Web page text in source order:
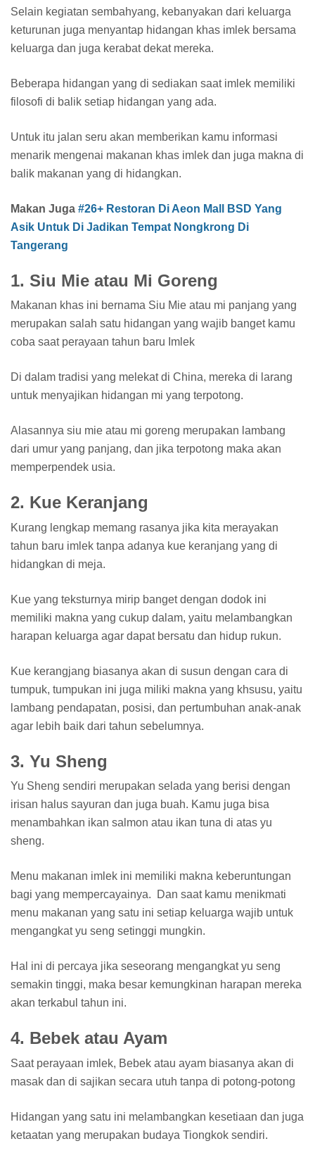
Selain kegiatan sembahyang, kebanyakan dari keluarga
keturunan juga menyantap hidangan khas imlek bersama
keluarga dan juga kerabat dekat mereka.
Beberapa hidangan yang di sediakan saat imlek memiliki
filosofi di balik setiap hidangan yang ada.
Untuk itu jalan seru akan memberikan kamu informasi
menarik mengenai makanan khas imlek dan juga makna di
balik makanan yang di hidangkan.
Makan Juga #26+ Restoran Di Aeon Mall BSD Yang
Asik Untuk Di Jadikan Tempat Nongkrong Di
Tangerang
1. Siu Mie atau Mi Goreng
Makanan khas ini bernama Siu Mie atau mi panjang yang
merupakan salah satu hidangan yang wajib banget kamu
coba saat perayaan tahun baru Imlek
Di dalam tradisi yang melekat di China, mereka di larang
untuk menyajikan hidangan mi yang terpotong.
Alasannya siu mie atau mi goreng merupakan lambang
dari umur yang panjang, dan jika terpotong maka akan
memperpendek usia.
2. Kue Keranjang
Kurang lengkap memang rasanya jika kita merayakan
tahun baru imlek tanpa adanya kue keranjang yang di
hidangkan di meja.
Kue yang teksturnya mirip banget dengan dodok ini
memiliki makna yang cukup dalam, yaitu melambangkan
harapan keluarga agar dapat bersatu dan hidup rukun.
Kue kerangjang biasanya akan di susun dengan cara di
tumpuk, tumpukan ini juga miliki makna yang khsusu, yaitu
lambang pendapatan, posisi, dan pertumbuhan anak-anak
agar lebih baik dari tahun sebelumnya.
3. Yu Sheng
Yu Sheng sendiri merupakan selada yang berisi dengan
irisan halus sayuran dan juga buah. Kamu juga bisa
menambahkan ikan salmon atau ikan tuna di atas yu
sheng.
Menu makanan imlek ini memiliki makna keberuntungan
bagi yang mempercayainya. Dan saat kamu menikmati
menu makanan yang satu ini setiap keluarga wajib untuk
mengangkat yu seng setinggi mungkin.
Hal ini di percaya jika seseorang mengangkat yu seng
semakin tinggi, maka besar kemungkinan harapan mereka
akan terkabul tahun ini.
4. Bebek atau Ayam
Saat perayaan imlek, Bebek atau ayam biasanya akan di
masak dan di sajikan secara utuh tanpa di potong-potong
Hidangan yang satu ini melambangkan kesetiaan dan juga
ketaatan yang merupakan budaya Tiongkok sendiri.